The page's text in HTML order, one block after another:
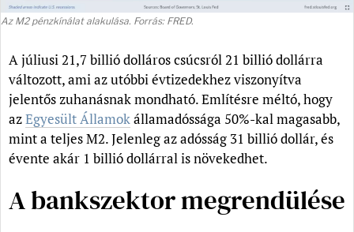
Az M2 pénzkínálat alakulása. Forrás: FRED.
A júliusi 21,7 billió dolláros csúcsról 21 billió dollárra
változott, ami az utóbbi évtizedekhez viszonyítva
jelentős zuhanásnak mondható. Említésre méltó, hogy
azEgyesült Államokállamadóssága 50%-kal magasabb,
mint a teljes M2. Jelenleg az adósság 31 billió dollár, és
évente akár 1 billió dollárral is növekedhet.
A bankszektor megrendülése